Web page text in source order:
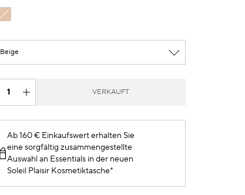
Beige
VERKAUFT
Ab 160 € Einkaufswert erhalten Sie
eine sorgfältig zusammengestellte
Auswahl an Essentials in der neuen
Soleil Plaisir Kosmetiktasche*